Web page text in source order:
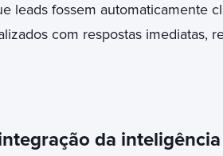
leads fossem automaticamente
com respostas imediatas,
da